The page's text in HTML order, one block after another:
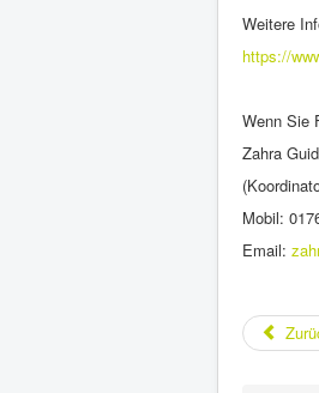
Weitere
https://
Wenn Sie
Zahra
Mobil:
Email: